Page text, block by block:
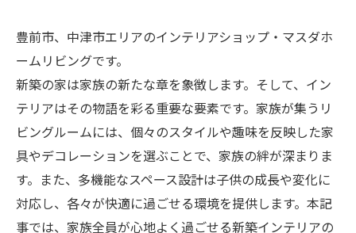
豊前市、中津市エリアのインテリアショップ・マスダホ
ームリビングです。
新築の家は家族の新たな章を象徴します。そして、イン
テリアはその物語を彩る重要な要素です。家族が集うリ
ビングルームには、個々のスタイルや趣味を反映した家
具やデコレーションを選ぶことで、家族の絆が深まりま
す。また、多機能なスペース設計は子供の成長や変化に
対応し、各々が快適に過ごせる環境を提供します。本記
事では、家族全員が心地よく過ごせる新築インテリアの